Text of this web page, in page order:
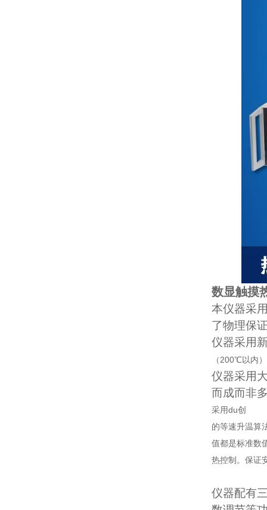
数显触摸
本仪器采
了物理保
仪器采用
（200℃以内
仪器采用
而成而非
采用du创
的等速升温算
值都是标准数
热控制。保证
仪器配有